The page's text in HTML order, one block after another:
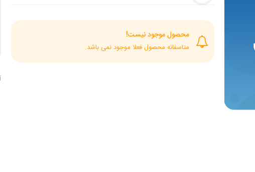
محصول موجود نیست!
متاسفانه محصول فعلا موجود نمی باشد.